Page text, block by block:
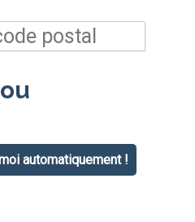
ou
automatiquement !